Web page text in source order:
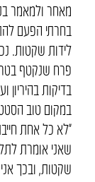
מאחר ולמאמר
בחרתי הפעם
לידות שקטות.
פרח שנקטף
בדיקות
במקום טוב
״לא כל אחת
שאני אומרת
שקטות, ובכך